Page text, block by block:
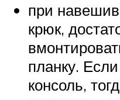
при
крюк,
планку.
консоль,